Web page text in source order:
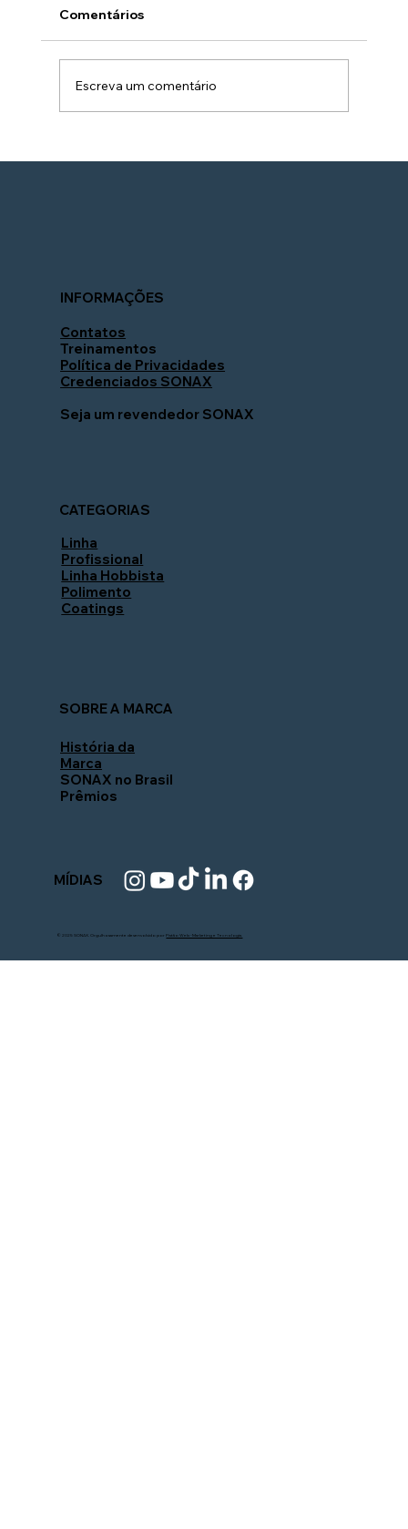
Comentários
Escreva um comentário
INFORMAÇÕES
Contatos
Treinamentos
Política de Privacidades
Credenciados SONAX
Seja um revendedor SONAX
MÍDIAS
© 2025 SONAX. Orgulhosamente desenvolvido porPistão Web - Marketing e Tecnologia.
CATEGORIAS
Linha
Profissional
Linha Hobbista
Polimento
Coatings
SOBRE A MARCA
História da
Marca
SONAX no Brasil
Prêmios